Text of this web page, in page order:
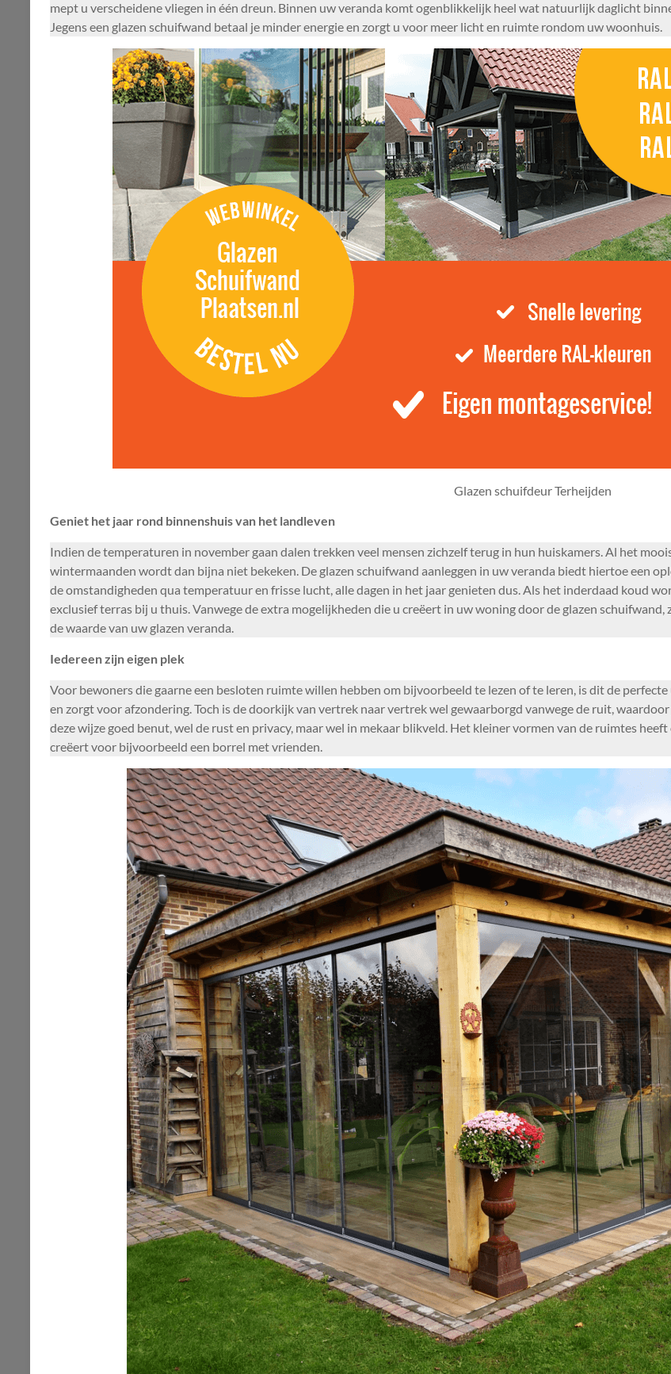
mept u verscheidene vliegen in één dreun. Binnen uw veranda komt ogenblikkelijk heel wat natuurlijk daglicht
Jegens een glazen schuifwand betaal je minder energie en zorgt u voor meer licht en ruimte rondom uw woonhuis.
Glazen schuifdeur Terheijden
Geniet het jaar rond binnenshuis van het landleven
Indien de temperaturen in november gaan dalen trekken veel mensen zichzelf terug in hun huiskamers. Al het
wintermaanden wordt dan bijna niet bekeken. De glazen schuifwand aanleggen in uw veranda biedt hiertoe een
de omstandigheden qua temperatuur en frisse lucht, alle dagen in het jaar genieten dus. Als het inderdaad koud
exclusief terras bij u thuis. Vanwege de extra mogelijkheden die u creëert in uw woning door de glazen
de waarde van uw glazen veranda.
Iedereen zijn eigen plek
Voor bewoners die gaarne een besloten ruimte willen hebben om bijvoorbeeld te lezen of te leren, is dit de
en zorgt voor afzondering. Toch is de doorkijk van vertrek naar vertrek wel gewaarborgd vanwege de ruit,
deze wijze goed benut, wel de rust en privacy, maar wel in mekaar blikveld. Het kleiner vormen van de ruimtes
creëert voor bijvoorbeeld een borrel met vrienden.